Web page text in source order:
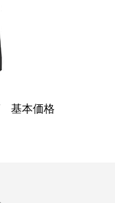
基本価格